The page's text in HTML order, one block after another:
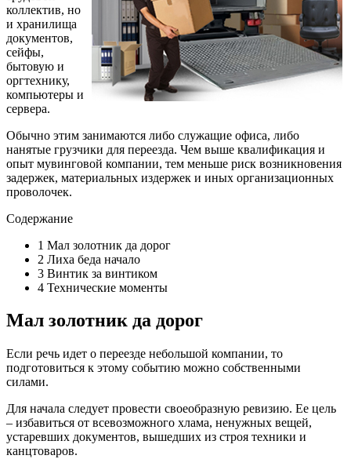
коллектив, но
и хранилища
документов,
сейфы,
бытовую и
оргтехнику,
компьютеры и
сервера.
Обычно этим занимаются либо служащие офиса, либо
нанятые грузчики для переезда. Чем выше квалификация и
опыт мувинговой компании, тем меньше риск возникновения
задержек, материальных издержек и иных организационных
проволочек.
Содержание
1 Мал золотник да дорог
2 Лиха беда начало
3 Винтик за винтиком
4 Технические моменты
Мал золотник да дорог
Если речь идет о переезде небольшой компании, то
подготовиться к этому событию можно собственными
силами.
Для начала следует провести своеобразную ревизию. Ее цель
– избавиться от всевозможного хлама, ненужных вещей,
устаревших документов, вышедших из строя техники и
канцтоваров.